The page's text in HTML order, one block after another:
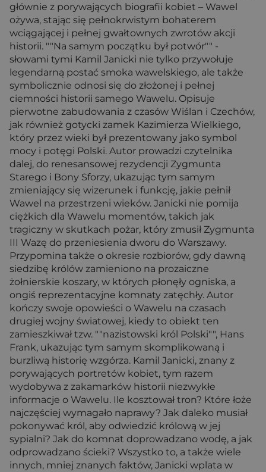
głównie z porywających biografii kobiet – Wawel
ożywa, stając się pełnokrwistym bohaterem
wciągającej i pełnej gwałtownych zwrotów akcji
historii. ""Na samym początku był potwór"" -
słowami tymi Kamil Janicki nie tylko przywołuje
legendarną postać smoka wawelskiego, ale także
symbolicznie odnosi się do złożonej i pełnej
ciemności historii samego Wawelu. Opisuje
pierwotne zabudowania z czasów Wiślan i Czechów,
jak również gotycki zamek Kazimierza Wielkiego,
który przez wieki był prezentowany jako symbol
mocy i potęgi Polski. Autor prowadzi czytelnika
dalej, do renesansowej rezydencji Zygmunta
Starego i Bony Sforzy, ukazując tym samym
zmieniający się wizerunek i funkcję, jakie pełnił
Wawel na przestrzeni wieków. Janicki nie pomija
ciężkich dla Wawelu momentów, takich jak
tragiczny w skutkach pożar, który zmusił Zygmunta
III Wazę do przeniesienia dworu do Warszawy.
Przypomina także o okresie rozbiorów, gdy dawną
siedzibę królów zamieniono na prozaiczne
żołnierskie koszary, w których płonęły ogniska, a
ongiś reprezentacyjne komnaty zatęchły. Autor
kończy swoje opowieści o Wawelu na czasach
drugiej wojny światowej, kiedy to obiekt ten
zamieszkiwał tzw. ""nazistowski król Polski"", Hans
Frank, ukazując tym samym skomplikowaną i
burzliwą historię wzgórza. Kamil Janicki, znany z
porywających portretów kobiet, tym razem
wydobywa z zakamarków historii niezwykłe
informacje o Wawelu. Ile kosztował tron? Które łoże
najczęściej wymagało naprawy? Jak daleko musiał
pokonywać król, aby odwiedzić królową w jej
sypialni? Jak do komnat doprowadzano wodę, a jak
odprowadzano ścieki? Wszystko to, a także wiele
innych, mniej znanych faktów, Janicki wplata w